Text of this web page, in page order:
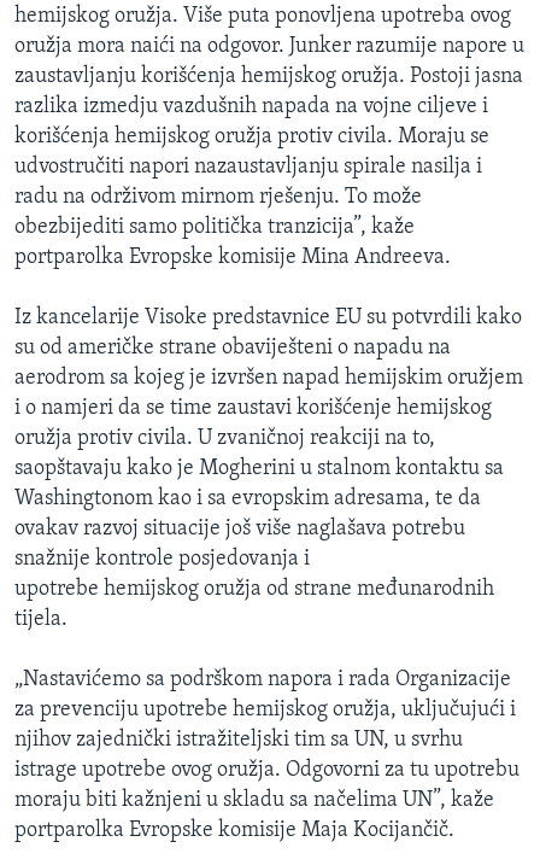
hemijskog oružja. Više puta ponovljena upotreba ovog
oružja mora naići na odgovor. Junker razumije napore u
zaustavljanju korišćenja hemijskog oružja. Postoji jasna
razlika izmedju vazdušnih napada na vojne ciljeve i
korišćenja hemijskog oružja protiv civila. Moraju se
udvostručiti napori nazaustavljanju spirale nasilja i
radu na održivom mirnom rješenju. To može
obezbijediti samo politička tranzicija”, kaže
portparolka Evropske komisije Mina Andreeva.
Iz kancelarije Visoke predstavnice EU su potvrdili kako
su od američke strane obaviješteni o napadu na
aerodrom sa kojeg je izvršen napad hemijskim oružjem
i o namjeri da se time zaustavi korišćenje hemijskog
oružja protiv civila. U zvaničnoj reakciji na to,
saopštavaju kako je Mogherini u stalnom kontaktu sa
Washingtonom kao i sa evropskim adresama, te da
ovakav razvoj situacije još više naglašava potrebu
snažnije kontrole posjedovanja i
upotrebe hemijskog oružja od strane međunarodnih
tijela.
„Nastavićemo sa podrškom napora i rada Organizacije
za prevenciju upotrebe hemijskog oružja, uključujući i
njihov zajednički istražiteljski tim sa UN, u svrhu
istrage upotrebe ovog oružja. Odgovorni za tu upotrebu
moraju biti kažnjeni u skladu sa načelima UN”, kaže
portparolka Evropske komisije Maja Kocijančič.